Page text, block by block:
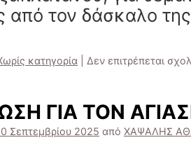
από τον δάσκαλο
κατηγορία Δεν επιτρέπεται
ΓΙΑ ΤΟΝ
Σεπτεμβρίου 2025 από ΧΑΨΑΛΗΣ